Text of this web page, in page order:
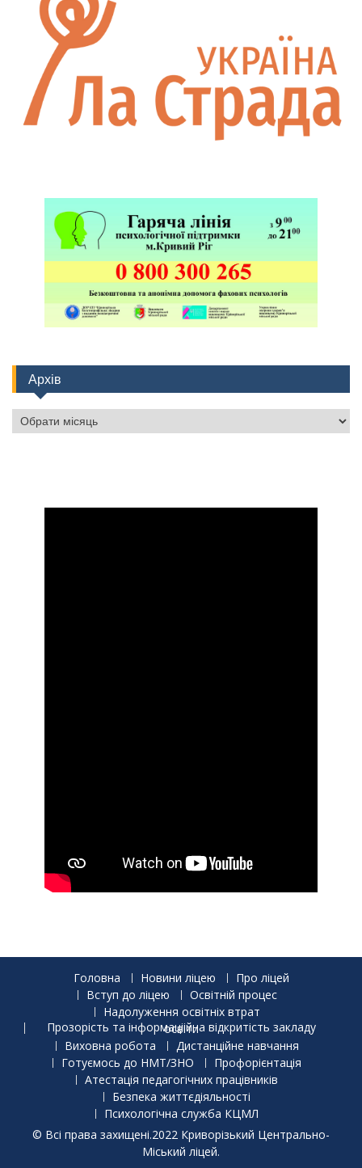
Архів
Головна Новини ліцею
Про ліцей
Вступ до ліцею
Освітній процес
Надолуження освітніх втрат
Прозорість та інформаціійна відкритість закладу освіти
Виховна робота
Дистанційне навчання
Готуємось до НМТ/ЗНО
Профорієнтація
Атестація педагогічних працівників
Безпека життєдіяльності
Психологічна служба КЦМЛ
© Всі права захищені.2022 Криворізький Центрально-
Міський ліцей.